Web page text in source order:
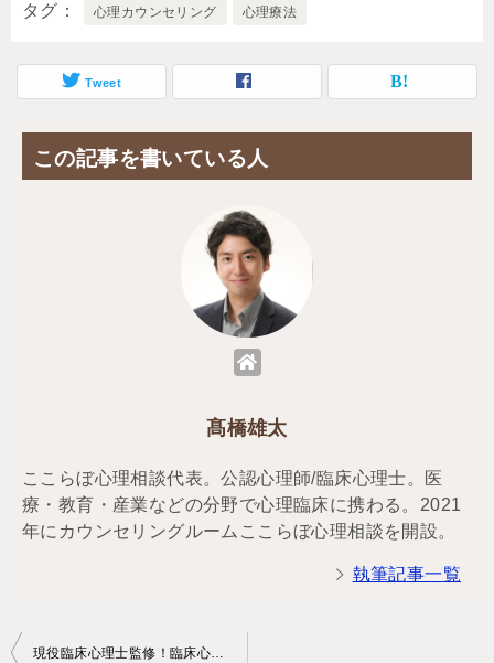
タグ 心理カウンセリング 心理療法
Tweet
この記事を書いている人
髙橋雄太
ここらぼ心理相談代表。公認心理師/臨床心理士。医
療・教育・産業などの分野で心理臨床に携わる。2021
年にカウンセリングルームここらぼ心理相談を開設。
執筆記事一覧
投
現役臨床心理士監修！臨床心理学を学びたい人におすすめの本Best１＋挫折しない学術書の読み方